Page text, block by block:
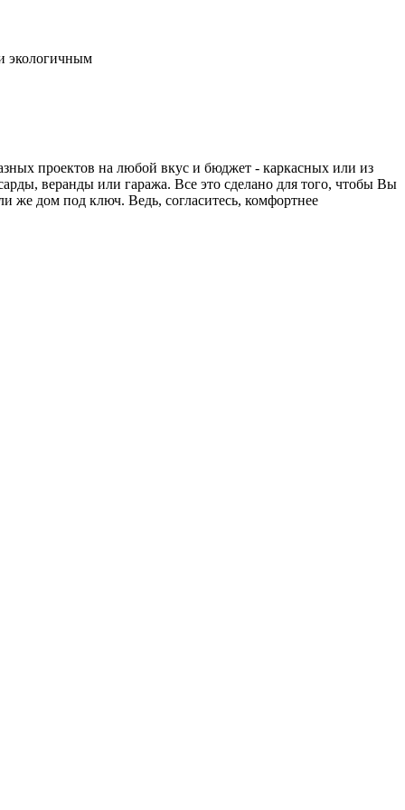
экологичным
проектов на любой вкус и бюджет - каркасных или из
веранды или гаража. Все это сделано для того, чтобы Вы
же дом под ключ. Ведь, согласитесь, комфортнее